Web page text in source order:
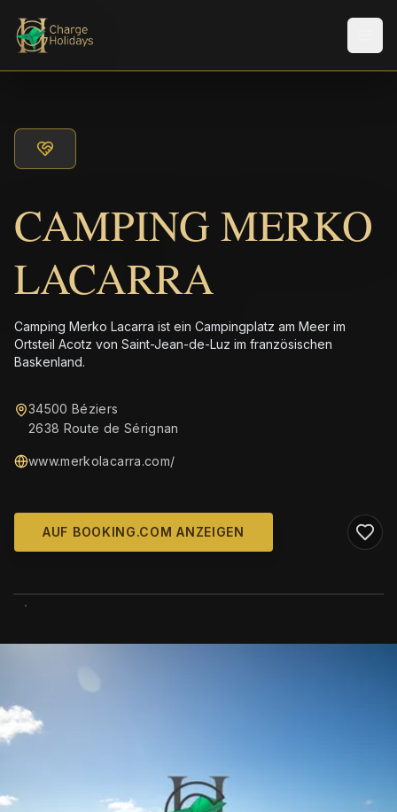
CAMPING MERKO
LACARRA
Camping Merko Lacarra ist ein Campingplatz am Meer im
Ortsteil Acotz von Saint-Jean-de-Luz im französischen
Baskenland.
34500 Béziers
2638 Route de Sérignan
www.merkolacarra.com/
AUF BOOKING.COM ANZEIGEN